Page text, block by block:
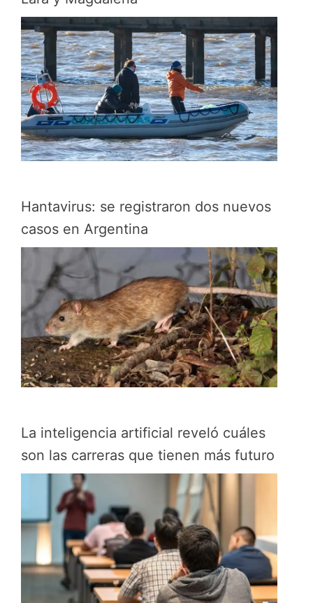
Hantavirus: se registraron dos nuevos
casos en Argentina
La inteligencia artificial reveló cuáles
son las carreras que tienen más futuro